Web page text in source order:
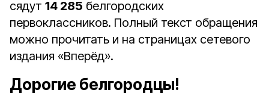
сядут 14 285 белгородских
первоклассников. Полный текст обращения
можно прочитать и на страницах сетевого
издания «Вперёд».
Дорогие белгородцы!